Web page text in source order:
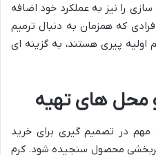
را نیز به عملکرد خود اضافه
که همزمان به دنبال ترمیم
پیری هستند، به گزینه ای
محل های تهیه
در تصمیم گیری برای خرید
محصول سنجیده شود. کرم